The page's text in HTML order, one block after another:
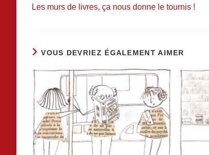
Les murs de livres, ça nous donne le tournis !
VOUS DEVRIEZ ÉGALEMENT AIMER